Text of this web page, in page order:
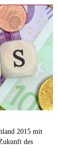
2015 mit
des